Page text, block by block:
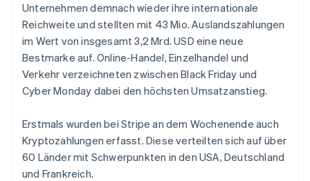
Unternehmen demnach wieder ihre internationale
Reichweite und stellten mit 43 Mio. Auslandszahlungen
im Wert von insgesamt 3,2 Mrd. USD eine neue
Bestmarke auf. Online-Handel, Einzelhandel und
Verkehr verzeichneten zwischen Black Friday und
Cyber Monday dabei den höchsten Umsatzanstieg.
Erstmals wurden bei Stripe an dem Wochenende auch
Kryptozahlungen erfasst. Diese verteilten sich auf über
60 Länder mit Schwerpunkten in den USA, Deutschland
und Frankreich.